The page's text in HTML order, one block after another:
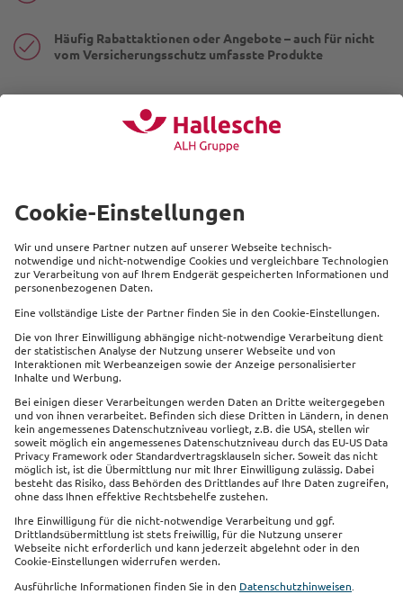
Häufig Rabattaktionen oder Angebote – auch für nicht
vom Versicherungsschutz umfasste Produkte
Versandapotheken. Die Kosten der bezogenen
Arzneimittel erstatten wir im tariflichen Rahmen.
Beliebte Produkte
Service
Links
Impressum Datenschutz
Sitemap
Cookie Einstellungen
Barrierefreiheit
Vertrag widerrufen
Sie finden uns auch auf